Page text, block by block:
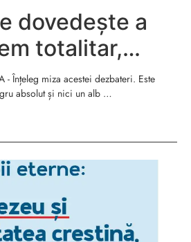
dovedește a
totalitar,
–
- Înțeleg miza acestei dezbateri. Este
absolut și nici un alb …